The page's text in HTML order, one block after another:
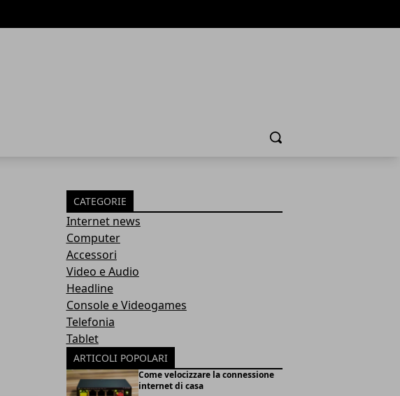
Cerca
CATEGORIE
Internet news
Computer
Accessori
Video e Audio
Headline
Console e Videogames
Telefonia
Tablet
ARTICOLI POPOLARI
Come velocizzare la connessione
internet di casa